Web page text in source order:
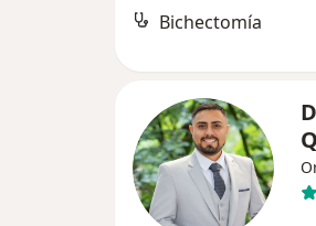
Bichectomía